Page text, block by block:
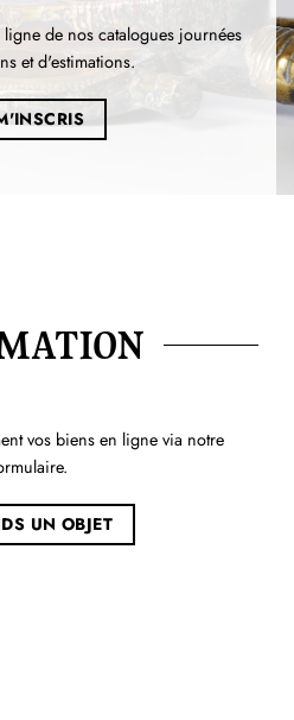
de nos catalogues journées
et d'estimations.
vos biens en ligne via notre
UN OBJET